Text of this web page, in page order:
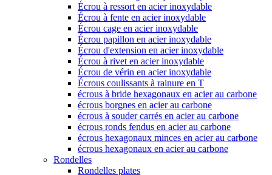
Écrou à ressort en acier inoxydable
Écrou à fente en acier inoxydable
Écrou cage en acier inoxydable
Écrou papillon en acier inoxydable
Écrou d'extension en acier inoxydable
Écrou à rivet en acier inoxydable
Écrou de vérin en acier inoxydable
Écrous coulissants à rainure en T
écrous à bride hexagonaux en acier au carbone
écrous borgnes en acier au carbone
écrous à souder carrés en acier au carbone
écrous ronds fendus en acier au carbone
écrous hexagonaux minces en acier au carbone
écrous hexagonaux en acier au carbone
Rondelles
Rondelles plates